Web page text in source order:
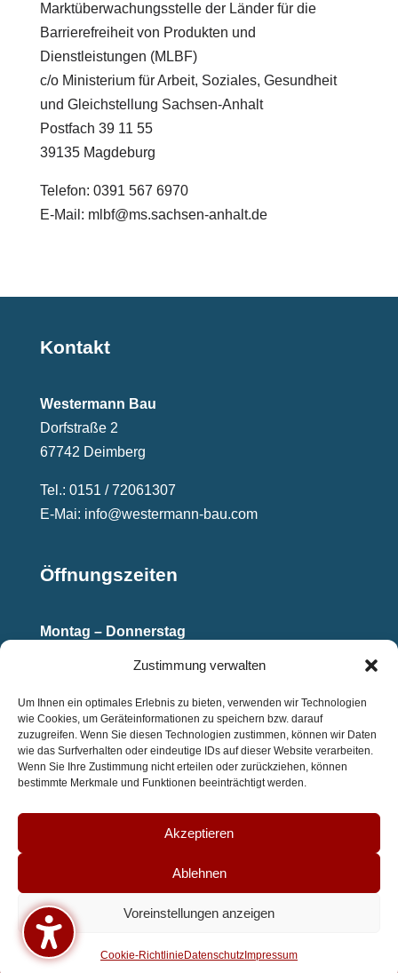
Zustimmung verwalten
Um Ihnen ein optimales Erlebnis zu bieten, verwenden wir Technologien
wie Cookies, um Geräteinformationen zu speichern bzw. darauf
zuzugreifen. Wenn Sie diesen Technologien zustimmen, können wir Daten
wie das Surfverhalten oder eindeutige IDs auf dieser Website verarbeiten.
Wenn Sie Ihre Zustimmung nicht erteilen oder zurückziehen, können
bestimmte Merkmale und Funktionen beeinträchtigt werden.
Akzeptieren
Ablehnen
Voreinstellungen anzeigen
Cookie-Richtlinie Datenschutz Impressum
Marktüberwachungsstelle der Länder für die
Barrierefreiheit von Produkten und
Dienstleistungen (MLBF)
c/o Ministerium für Arbeit, Soziales, Gesundheit
und Gleichstellung Sachsen-Anhalt
Postfach 39 11 55
39135 Magdeburg
Telefon: 0391 567 6970
E-Mail: mlbf@ms.sachsen-anhalt.de
Kontakt
Westermann Bau
Dorfstraße 2
67742 Deimberg
Tel.: 0151 / 72061307
E-Mai: info@westermann-bau.com
Öffnungszeiten
Montag – Donnerstag
08:00 Uhr – 14:00 Uhr
Start Über uns Leistungen
Cookie-Richtlinie (EU)